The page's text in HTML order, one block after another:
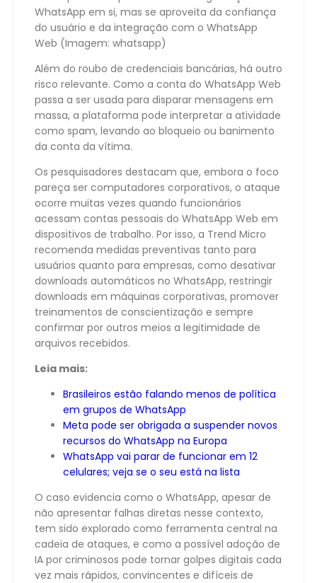
WhatsApp em si, mas se aproveita da confiança
do usuário e da integração com o WhatsApp
Web (Imagem: whatsapp)
Além do roubo de credenciais bancárias, há outro
risco relevante. Como a conta do WhatsApp Web
passa a ser usada para disparar mensagens em
massa, a plataforma pode interpretar a atividade
como spam, levando ao bloqueio ou banimento
da conta da vítima.
Os pesquisadores destacam que, embora o foco
pareça ser computadores corporativos, o ataque
ocorre muitas vezes quando funcionários
acessam contas pessoais do WhatsApp Web em
dispositivos de trabalho. Por isso, a Trend Micro
recomenda medidas preventivas tanto para
usuários quanto para empresas, como desativar
downloads automáticos no WhatsApp, restringir
downloads em máquinas corporativas, promover
treinamentos de conscientização e sempre
confirmar por outros meios a legitimidade de
arquivos recebidos.
Leia mais:
Brasileiros estão falando menos de política
em grupos de WhatsApp
Meta pode ser obrigada a suspender novos
recursos do WhatsApp na Europa
WhatsApp vai parar de funcionar em 12
celulares; veja se o seu está na lista
O caso evidencia como o WhatsApp, apesar de
não apresentar falhas diretas nesse contexto,
tem sido explorado como ferramenta central na
cadeia de ataques, e como a possível adoção de
IA por criminosos pode tornar golpes digitais cada
vez mais rápidos, convincentes e difíceis de